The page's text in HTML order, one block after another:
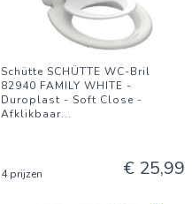
Schütte SCHÜTTE WC-Bril
82940 FAMILY WHITE -
Duroplast - Soft Close -
Afklikbaar...
4 prijzen € 25,99